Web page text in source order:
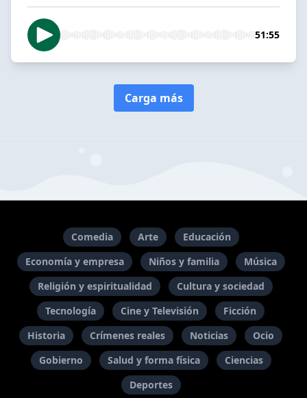
51:55
Carga más
Comedia Arte
Educación
Economía y empresa
Niños y familia
Música
Religión y espiritualidad
Cultura y sociedad
Tecnología
Cine y Televisión
Ficción
Historia
Crímenes reales Noticias
Ocio
Gobierno
Salud y forma física
Ciencias
Deportes